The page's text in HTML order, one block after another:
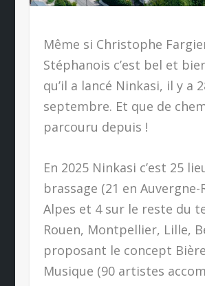
Même si Christophe
Stéphanois c’est bel et
qu’il a lancé Ninkasi, il y a
septembre. Et que de
parcouru depuis !
En 2025 Ninkasi c’est 25
brassage (21 en Auvergne-
Alpes et 4 sur le reste du
Rouen, Montpellier, Lille,
proposant le concept
Musique (90 artistes